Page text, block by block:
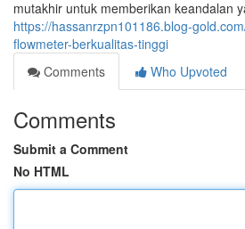
mutakhir untuk memberikan keandalan
https://hassanrzpn101186.blog-
flowmeter-berkualitas-tinggi
Comments
Who Upvoted
Comments
Submit a Comment
No HTML